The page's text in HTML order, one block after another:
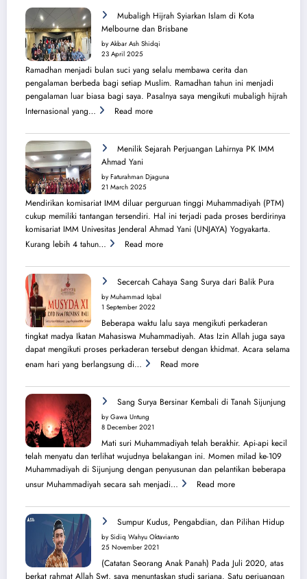
Mubaligh Hijrah Syiarkan Islam di Kota
Melbourne dan Brisbane
by Akbar Ash Shidqi
23 April 2025
Ramadhan menjadi bulan suci yang selalu membawa cerita dan
pengalaman berbeda bagi setiap Muslim. Ramadhan tahun ini menjadi
pengalaman luar biasa bagi saya. Pasalnya saya mengikuti mubaligh hijrah
Internasional yang…
Read more:
Hijrah
Syiarkan
di
Melbourne
dan
Brisbane
Menilik Sejarah Perjuangan Lahirnya PK IMM
Ahmad Yani
by Faturahman Djaguna
21 March 2025
Mendirikan komisariat IMM diluar perguruan tinggi Muhammadiyah (PTM)
cukup memiliki tantangan tersendiri. Hal ini terjadi pada proses berdirinya
komisariat IMM Univesitas Jenderal Ahmad Yani (UNJAYA) Yogyakarta.
Kurang lebih 4 tahun…
Read more:
Sejarah
Perjuangan
IMM
Ahmad
Yani
Secercah Cahaya Sang Surya dari Balik Pura
by Muhammad Iqbal
1 September 2022
Beberapa waktu lalu saya mengikuti perkaderan
tingkat madya Ikatan Mahasiswa Muhammadiyah. Atas Izin Allah juga saya
dapat mengikuti proses perkaderan tersebut dengan khidmat. Acara selama
enam hari yang berlangsung di…
Read more:
Cahaya
Sang
Balik
Pura
Sang Surya Bersinar Kembali di Tanah Sijunjung
by Gawa Untung
8 December 2021
Mati suri Muhammadiyah telah berakhir. Api-api kecil
telah menyatu dan terlihat wujudnya belakangan ini. Momen milad ke-109
Muhammadiyah di Sijunjung dengan penyusunan dan pelantikan beberapa
unsur Muhammadiyah secara sah menjadi…
Read more:
Surya
Bersinar
Tanah
Sijunjung
Sumpur Kudus, Pengabdian, dan Pilihan Hidup
by Sidiq Wahyu Oktavianto
25 November 2021
(Catatan Seorang Anak Panah) Pada Juli 2020, atas
berkat rahmat Allah Swt, saya menuntaskan studi sarjana. Satu perjuangan